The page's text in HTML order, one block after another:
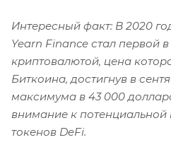
Интересный факт: В 2020
Yearn Finance стал первой
криптовалютой, цена
Биткоина, достигнув в
максимума в 43 000
внимание к
токенов DeFi.